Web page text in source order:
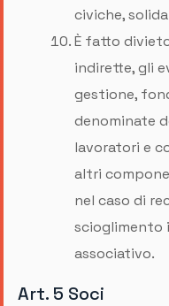
civiche,
È fatto
indirette, gli
gestione,
denominate
lavoratori e
altri
nel caso di
scioglimento
associativo.
Art. 5 Soci